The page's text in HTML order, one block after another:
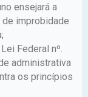
ensejará a
improbidade
Federal nº.
administrativa
os princípios